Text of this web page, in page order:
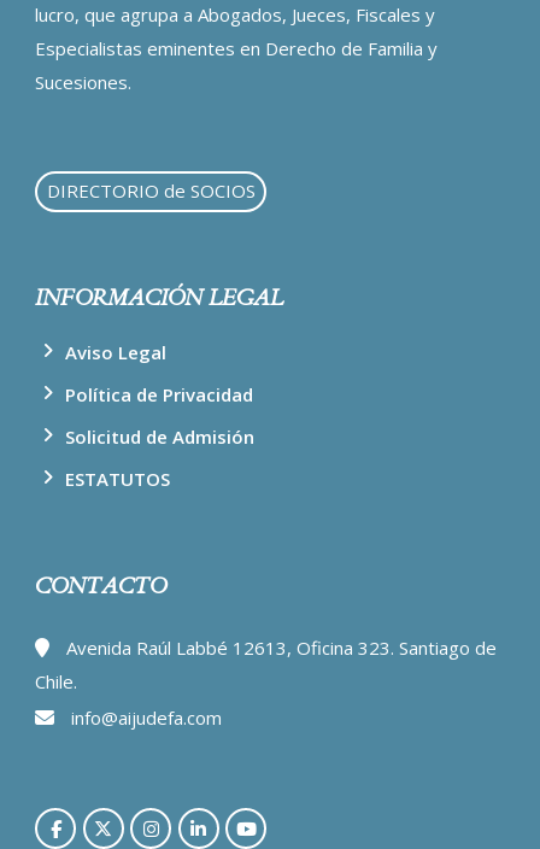
lucro, que agrupa a Abogados, Jueces, Fiscales y
Especialistas eminentes en Derecho de Familia y
Sucesiones.
DIRECTORIO de SOCIOS
INFORMACIÓN LEGAL
Aviso Legal
Política de Privacidad
Solicitud de Admisión
ESTATUTOS
CONTACTO
Avenida Raúl Labbé 12613, Oficina 323. Santiago de
Chile.
info@aijudefa.com